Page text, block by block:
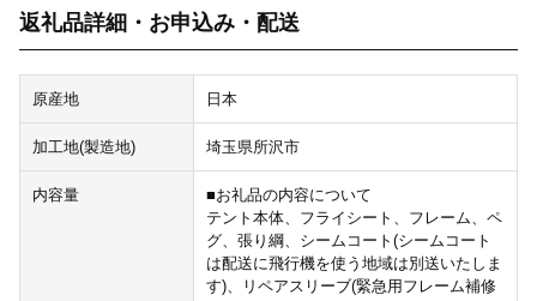
返礼品詳細・お申込み・配送
原産地 日本
加工地(製造地) 埼玉県所沢市
内容量
■お礼品の内容について
テント本体、フライシート、フレーム、ペ
グ、張り綱、シームコート(シームコート
は配送に飛行機を使う地域は別送いたしま
す)、リペアスリーブ(緊急用フレーム補修